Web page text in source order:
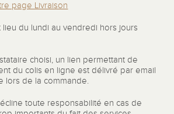
page Livraison
du lundi au vendredi hors jours
choisi, un lien permettant de
du colis en ligne est délivré par email
lors de la commande.
toute responsabilité en cas de